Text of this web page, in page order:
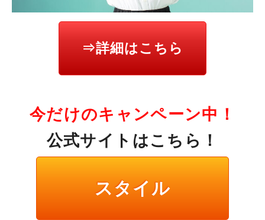
⇒詳細はこちら
今だけのキャンペーン中！
公式サイトはこちら！
スタイル